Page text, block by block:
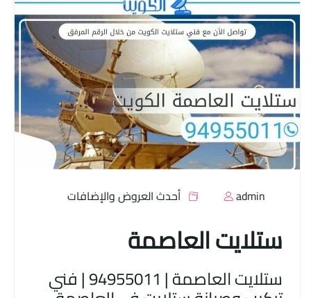
admin أحدث العروض والإضافات
ستلايت العاصمة
ستلايت العاصمة | 94955011 | فني